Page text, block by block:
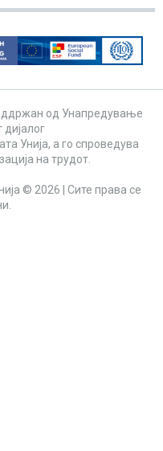
од Унапредување
дијалог
Унија, а го спроведува
на трудот.
© 2026 | Сите права се